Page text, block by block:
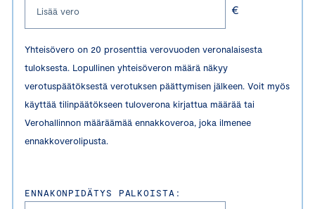
€
Yhteisövero on 20 prosenttia verovuoden veronalaisesta
tuloksesta. Lopullinen yhteisöveron määrä näkyy
verotuspäätöksestä verotuksen päättymisen jälkeen. Voit myös
käyttää tilinpäätökseen tuloverona kirjattua määrää tai
Verohallinnon määräämää ennakkoveroa, joka ilmenee
ennakkoverolipusta.
ENNAKONPIDÄTYS PALKOISTA: